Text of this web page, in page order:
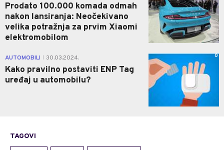
Prodato 100.000 komada odmah
nakon lansiranja: Neočekivano
velika potražnja za prvim Xiaomi
elektromobilom
AUTOMOBILI 30.03.2024.
Kako pravilno postaviti ENP Tag
uređaj u automobilu?
0
TAGOVI